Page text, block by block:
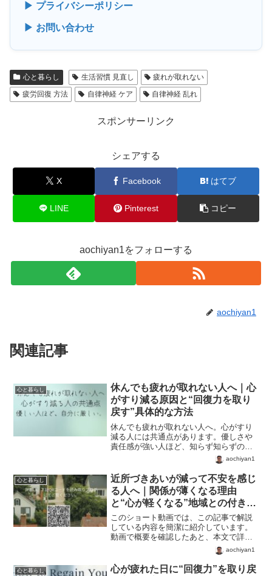
▶ プライバシーポリシー
▶ お問い合わせ
心と暮らし 生活習慣 見直し
疲れが取れない
疲労回復 方法
自律神経 ケア 自律神経 乱れ
スポンサーリンク
シェアする
X Facebook はてブ
LINE Pinterest コピー
aochiyan1をフォローする
aochiyan1
関連記事
心と暮らし
休んでも疲れが取れない人へ｜心
がすり減る原因と“回復力を取り
戻す”具体的な方法
休んでも疲れが取れない人へ。心がすり
減る人には共通点があります。優しさや
責任感が強い人ほど、知らず知らずのう
ちに心を削っています。今日だけは、自
分にも少し優しくしてあげてください。
aochiyan1
心と暮らし
近所づきあいが減って不安を感じ
る人へ｜関係が薄くなる理由
と“心が軽くなる”地域との付き合
い方
このショート動画では、この記事で解説
している内容を簡潔に紹介しています。
動画で概要を確認したあと、本文で詳し
い手順をご覧いただけます。それでは、
この記事をゆっくりお楽しみください。
【導入文：近所づきあいが減るのは「時
aochiyan1
心と暮らし
心が疲れた日に“回復力”を取り戻